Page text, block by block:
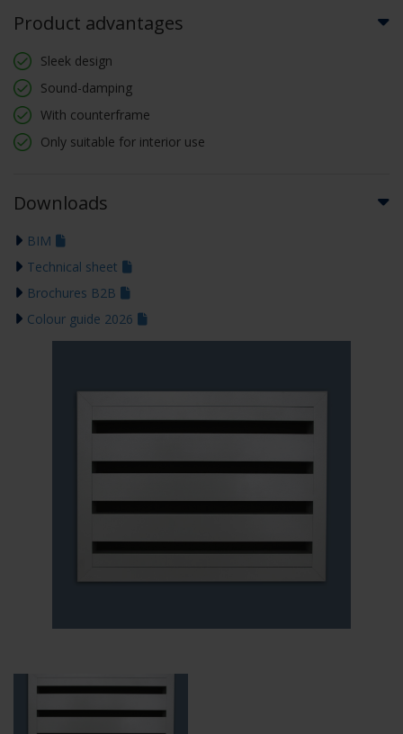
Product advantages
Sleek design
Sound-damping
With counterframe
Only suitable for interior use
Downloads
BIM
Technical sheet
Brochures B2B
Colour guide 2026